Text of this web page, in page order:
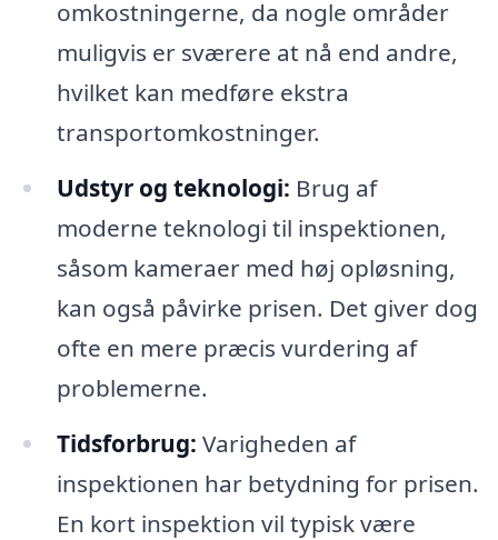
omkostningerne, da nogle områder
muligvis er sværere at nå end andre,
hvilket kan medføre ekstra
transportomkostninger.
Udstyr og teknologi: Brug af
moderne teknologi til inspektionen,
såsom kameraer med høj opløsning,
kan også påvirke prisen. Det giver dog
ofte en mere præcis vurdering af
problemerne.
Tidsforbrug: Varigheden af
inspektionen har betydning for prisen.
En kort inspektion vil typisk være